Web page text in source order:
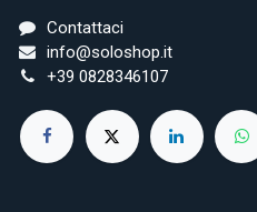
Contattaci
info@soloshop.it
+39 0828346107